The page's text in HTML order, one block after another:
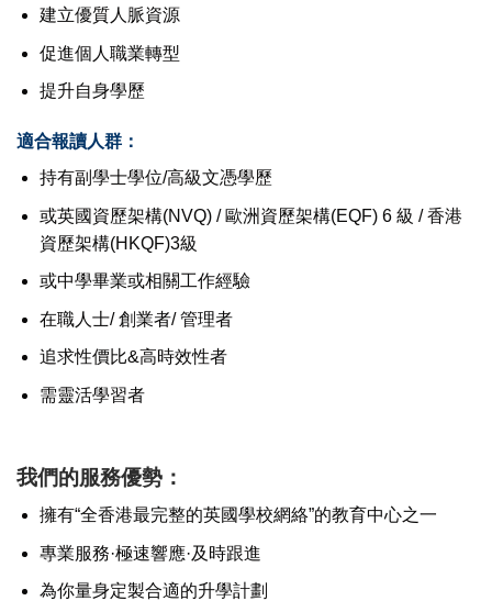
建立優質人脈資源
促進個人職業轉型
提升自身學歷
適合報讀人群：
持有副學士學位/高級文憑學歷
或英國資歷架構(NVQ) / 歐洲資歷架構(EQF) 6 級 / 香港
資歷架構(HKQF)3級
或中學畢業或相關工作經驗
在職人士/ 創業者/ 管理者
追求性價比&高時效性者
需靈活學習者
我們的服務優勢：
擁有“全香港最完整的英國學校網絡”的教育中心之一
專業服務·極速響應·及時跟進
為你量身定製合適的升學計劃